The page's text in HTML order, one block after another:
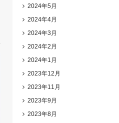
2024年5月
2024年4月
2024年3月
2024年2月
2024年1月
2023年12月
2023年11月
2023年9月
2023年8月